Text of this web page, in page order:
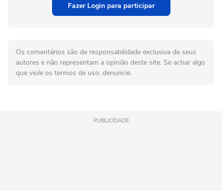
Fazer Login para participar
Os comentários são de responsabilidade exclusiva de seus
autores e não representam a opinião deste site. Se achar algo
que viole os termos de uso, denuncie.
PUBLICIDADE